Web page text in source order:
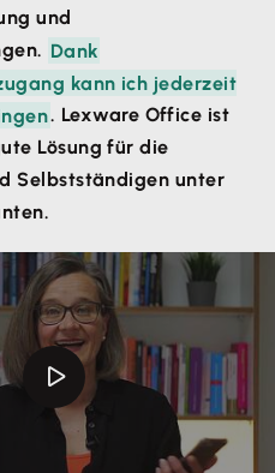
kompliziert ist. Ein Kfz-
sollte den
nicht zusätzlichen
einem Vorjahresumsatz
Euro
müssen für
E-Rechnungen
höchstens
800.000
dürfen die
bis Ende 2027
verpflichtend,
greift. Ausnahmen
bis 250 Euro und
wie XRechnung oder
und
Dank
kann ich jederzeit
. Lexware Office ist
Lösung für die
Selbstständigen unter